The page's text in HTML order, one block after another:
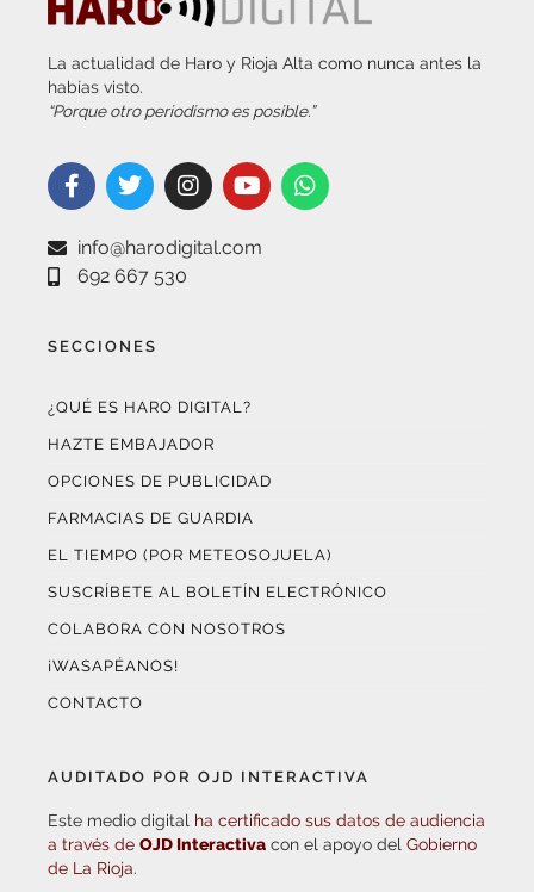
La actualidad de Haro y Rioja Alta como nunca antes la
habías visto.
“Porque otro periodismo es posible.”
info@harodigital.com
692 667 530
SECCIONES
¿QUÉ ES HARO DIGITAL?
HAZTE EMBAJADOR
OPCIONES DE PUBLICIDAD
FARMACIAS DE GUARDIA
EL TIEMPO (POR METEOSOJUELA)
SUSCRÍBETE AL BOLETÍN ELECTRÓNICO
COLABORA CON NOSOTROS
¡WASAPÉANOS!
CONTACTO
AUDITADO POR OJD INTERACTIVA
Este medio digital ha certificado sus datos de audiencia
a través de OJD Interactiva con el apoyo del Gobierno
de La Rioja.